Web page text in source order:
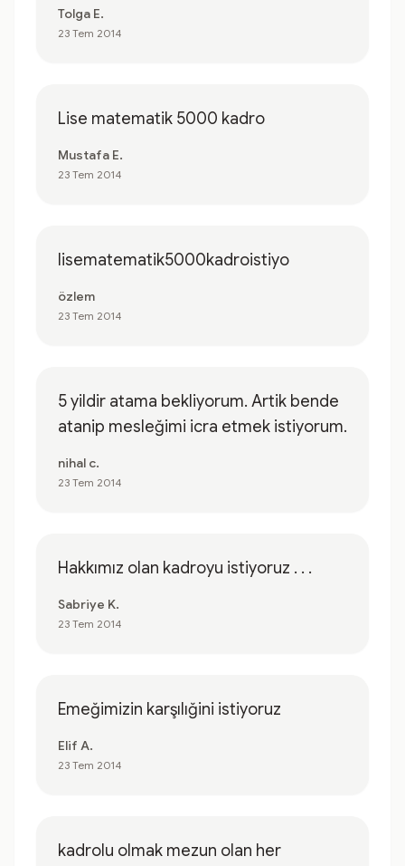
Tolga E.
23 Tem 2014
Lise matematik 5000 kadro
Mustafa E.
23 Tem 2014
lisematematik5000kadroistiyo
özlem
23 Tem 2014
5 yildir atama bekliyorum. Artik bende
atanip mesleğimi icra etmek istiyorum.
nihal c.
23 Tem 2014
Hakkımız olan kadroyu istiyoruz . . .
Sabriye K.
23 Tem 2014
Emeğimizin karşılığini istiyoruz
Elif A.
23 Tem 2014
kadrolu olmak mezun olan her